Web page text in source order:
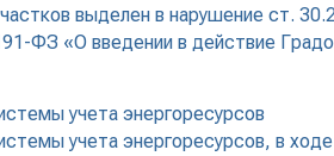
выделен в нарушение ст.
ФЗ «О введении в действие
учета энергоресурсов
учета энергоресурсов, в